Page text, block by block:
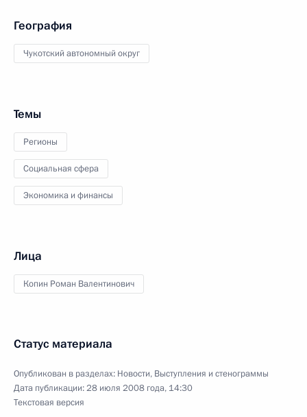
География
Чукотский автономный округ
Темы
Регионы
Социальная сфера
Экономика и финансы
Лица
Копин Роман Валентинович
Статус материала
Опубликован в разделах: Новости, Выступления и стенограммы
Дата публикации:28 июля 2008 года, 14:30
Текстовая версия